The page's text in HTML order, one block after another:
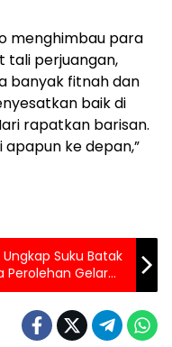
menghimbau para
tali perjuangan,
banyak fitnah dan
baik di
rapatkan barisan.
ke depan,”
Ungkap Suku Batak
Perolehan Gelar